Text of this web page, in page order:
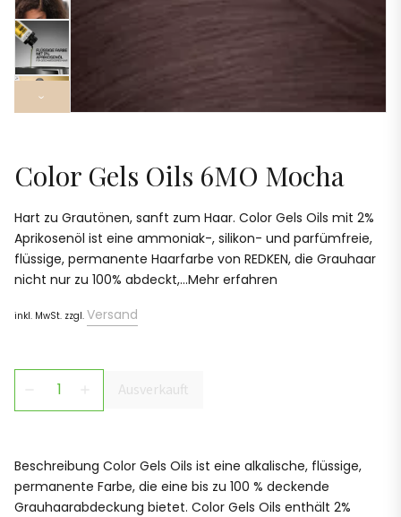
›
Color Gels Oils 6MO Mocha
Hart zu Grautönen, sanft zum Haar. Color Gels Oils mit 2%
Aprikosenöl ist eine ammoniak-, silikon- und parfümfreie,
flüssige, permanente Haarfarbe von REDKEN, die Grauhaar
nicht nur zu 100% abdeckt,...Mehr erfahren
inkl. MwSt. zzgl. Versand
Ausverkauft
Beschreibung Color Gels Oils ist eine alkalische, flüssige,
permanente Farbe, die eine bis zu 100 % deckende
Grauhaarabdeckung bietet. Color Gels Oils enthält 2%